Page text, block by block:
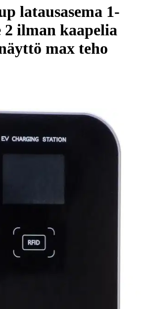
latausasema 1-
2 ilman kaapelia
max teho
599,00 €
yli 100 €:n tilauksille
tai